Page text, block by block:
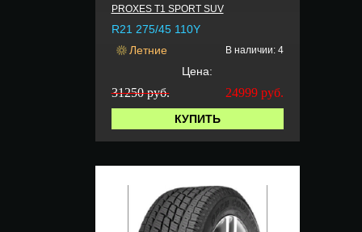
PROXES T1 SPORT SUV
R21 275/45 110Y
Летние
В наличии: 4
Цена:
31250 руб. 24999 руб.
КУПИТЬ